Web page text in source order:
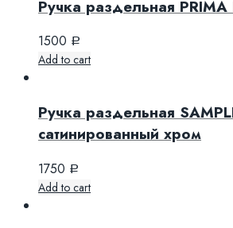
Ручка раздельная
1500 Р
Add to cart
Ручка раздельная
сатинированный хром
1750 Р
Add to cart